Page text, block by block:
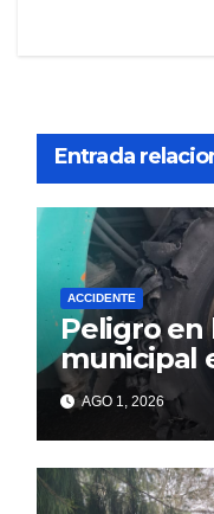
Entrada
ACCIDENTE
Peligro en
municipal
deAGO 1, 2026